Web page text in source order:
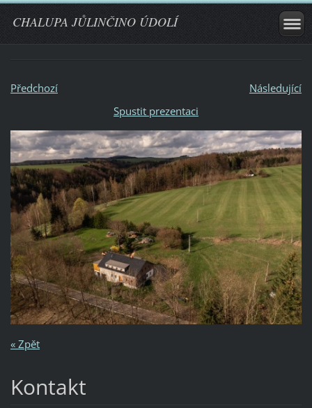
CHALUPA JŮLINČINO ÚDOLÍ
Předchozí
Následující
Spustit prezentaci
« Zpět
Kontakt